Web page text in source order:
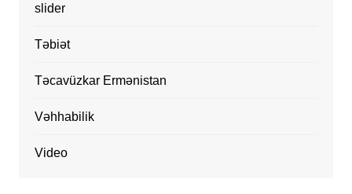
slider
Təbiət
Təcavüzkar Ermənistan
Vəhhabilik
Video